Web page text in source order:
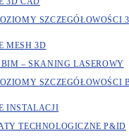
SZCZEGÓŁOWOŚCI
MESH 3D
– SKANING LASEROWY
SZCZEGÓŁOWOŚCI
INSTALACJI
TECHNOLOGICZNE P&ID